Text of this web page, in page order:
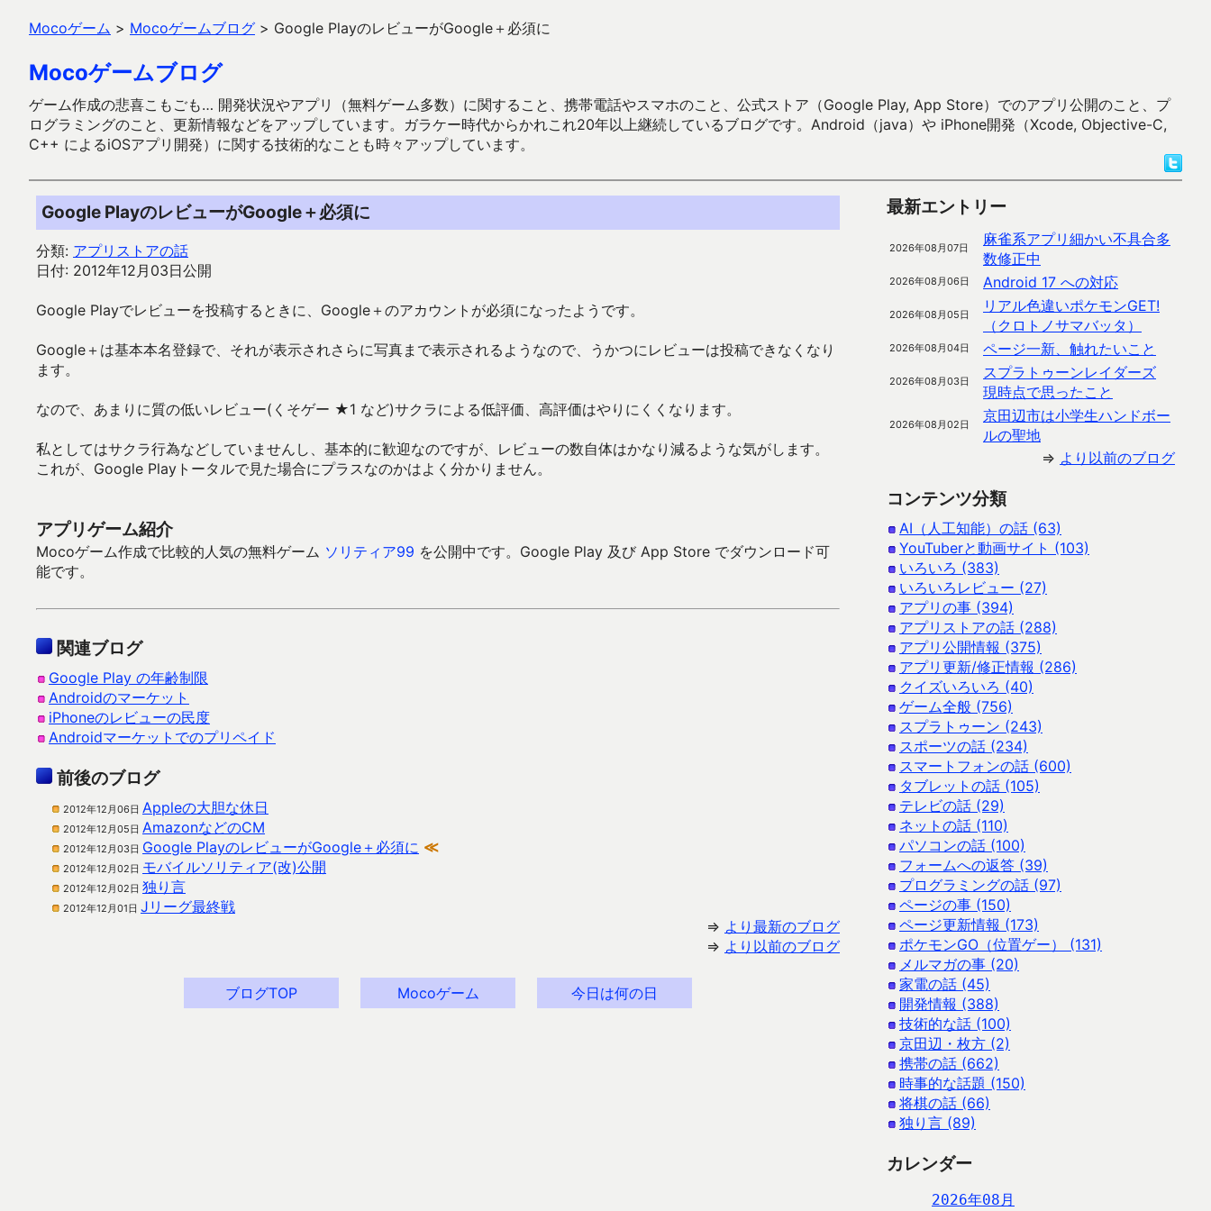
Mocoゲーム > Mocoゲームブログ > Google PlayのレビューがGoogle＋必須に
Mocoゲームブログ
ゲーム作成の悲喜こもごも… 開発状況やアプリ（無料ゲーム多数）に関すること、携帯電話やスマホのこと、公式ストア（Google Play, App Store）でのアプリ公開のこと、プ
ログラミングのこと、更新情報などをアップしています。ガラケー時代からかれこれ20年以上継続しているブログです。Android（java）や iPhone開発（Xcode, Objective-C,
C++ によるiOSアプリ開発）に関する技術的なことも時々アップしています。
Google PlayのレビューがGoogle＋必須に
分類: アプリストアの話
日付: 2012年12月03日公開
Google Playでレビューを投稿するときに、Google＋のアカウントが必須になったようです。
Google＋は基本本名登録で、それが表示されさらに写真まで表示されるようなので、うかつにレビューは投稿できなくなり
ます。
なので、あまりに質の低いレビュー(くそゲー ★1 など)サクラによる低評価、高評価はやりにくくなります。
私としてはサクラ行為などしていませんし、基本的に歓迎なのですが、レビューの数自体はかなり減るような気がします。
これが、Google Playトータルで見た場合にプラスなのかはよく分かりません。
アプリゲーム紹介
Mocoゲーム作成で比較的人気の無料ゲーム ソリティア99 を公開中です。Google Play 及び App Store でダウンロード可
能です。
関連ブログ
Google Play の年齢制限
Androidのマーケット
iPhoneのレビューの民度
Androidマーケットでのプリペイド
前後のブログ
2012年12月06日 Appleの大胆な休日
2012年12月05日 AmazonなどのCM
2012年12月03日 Google PlayのレビューがGoogle＋必須に ≪
2012年12月02日 モバイルソリティア(改)公開
2012年12月02日 独り言
2012年12月01日 Jリーグ最終戦
⇒ より最新のブログ
⇒ より以前のブログ
ブログTOP Mocoゲーム 今日は何の日
最新エントリー
2026年08月07日
麻雀系アプリ細かい不具合多
数修正中
2026年08月06日 Android 17 への対応
2026年08月05日
リアル色違いポケモンGET!
（クロトノサマバッタ）
2026年08月04日 ページ一新、触れたいこと
2026年08月03日
スプラトゥーンレイダーズ
現時点で思ったこと
2026年08月02日
京田辺市は小学生ハンドボー
ルの聖地
⇒ より以前のブログ
コンテンツ分類
AI（人工知能）の話 (63)
YouTuberと動画サイト (103)
いろいろ (383)
いろいろレビュー (27)
アプリの事 (394)
アプリストアの話 (288)
アプリ公開情報 (375)
アプリ更新/修正情報 (286)
クイズいろいろ (40)
ゲーム全般 (756)
スプラトゥーン (243)
スポーツの話 (234)
スマートフォンの話 (600)
タブレットの話 (105)
テレビの話 (29)
ネットの話 (110)
パソコンの話 (100)
フォームへの返答 (39)
プログラミングの話 (97)
ページの事 (150)
ページ更新情報 (173)
ポケモンGO（位置ゲー） (131)
メルマガの事 (20)
家電の話 (45)
開発情報 (388)
技術的な話 (100)
京田辺・枚方 (2)
携帯の話 (662)
時事的な話題 (150)
将棋の話 (66)
独り言 (89)
カレンダー
2026年08月